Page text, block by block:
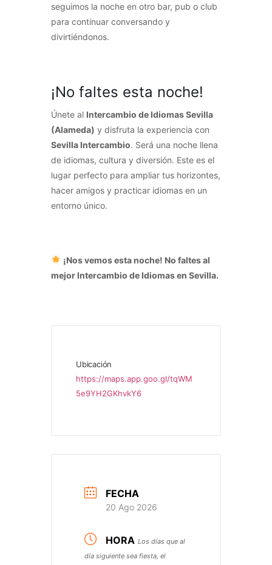
seguimos la noche en otro bar, pub o club
para continuar conversando y
divirtiéndonos.
¡No faltes esta noche!
Únete al Intercambio de Idiomas Sevilla
(Alameda) y disfruta la experiencia con
Sevilla Intercambio. Será una noche llena
de idiomas, cultura y diversión. Este es el
lugar perfecto para ampliar tus horizontes,
hacer amigos y practicar idiomas en un
entorno único.
¡Nos vemos esta noche! No faltes al
mejor Intercambio de Idiomas en Sevilla.
Ubicación
https://maps.app.goo.gl/tqWM
5e9YH2GKhvkY6
FECHA
20 Ago 2026
HORA Los días que al
día siguiente sea fiesta, el